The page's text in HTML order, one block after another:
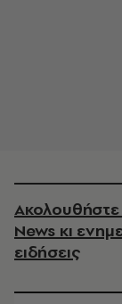
News κι
ειδήσεις